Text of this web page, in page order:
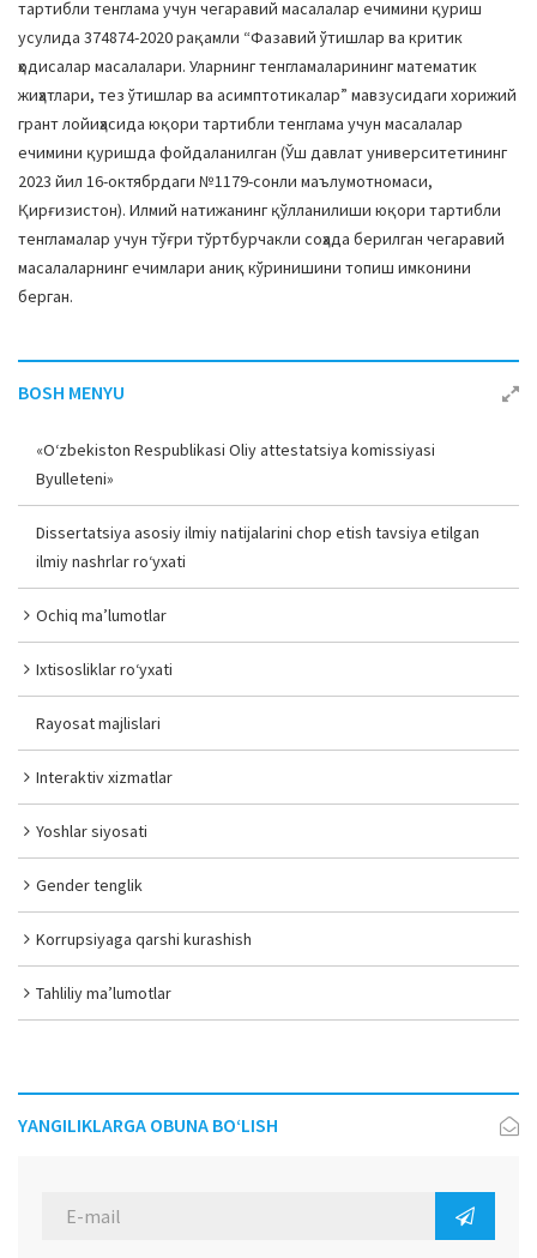
тартибли тенглама учун чегаравий масалалар ечимини қуриш
усулида 374874-2020 рақамли “Фазавий ўтишлар ва критик
ҳодисалар масалалари. Уларнинг тенгламаларининг математик
жиҳатлари, тез ўтишлар ва асимптотикалар” мавзусидаги хорижий
грант лойиҳасида юқори тартибли тенглама учун масалалар
ечимини қуришда фойдаланилган (Ўш давлат университетининг
2023 йил 16-октябрдаги №1179-сонли маълумотномаси,
Қирғизистон). Илмий натижанинг қўлланилиши юқори тартибли
тенгламалар учун тўғри тўртбурчакли соҳада берилган чегаравий
масалаларнинг ечимлари аниқ кўринишини топиш имконини
берган.
BOSH MENYU
«O‘zbekiston Respublikasi Oliy attestatsiya komissiyasi
Byulleteni»
Dissertatsiya asosiy ilmiy natijalarini chop etish tavsiya etilgan
ilmiy nashrlar ro‘yxati
Ochiq ma’lumotlar
Ixtisosliklar ro‘yxati
Rayosat majlislari
Interaktiv xizmatlar
Yoshlar siyosati
Gender tenglik
Korrupsiyaga qarshi kurashish
Tahliliy ma’lumotlar
YANGILIKLARGA OBUNA BO‘LISH